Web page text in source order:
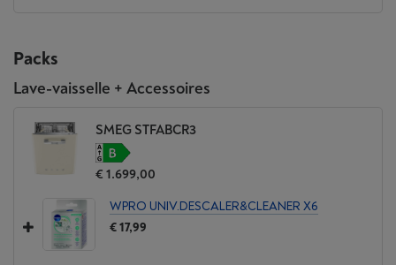
Packs
Lave-vaisselle + Accessoires
SMEG STFABCR3
€ 1.699,00
WPRO UNIV.DESCALER&CLEANER X6
€ 17,99